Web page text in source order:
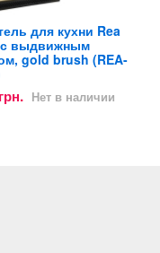
для кухни Rea
выдвижным
gold brush (REA-
Нет в наличии